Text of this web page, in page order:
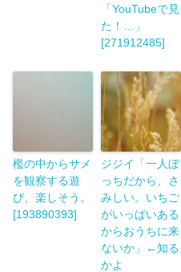
「YouTubeで見
た！…」
[271912485]
檻の中からサメ
を観察する遊
び、楽しそう。
[193890393]
ジジイ「一人ぼ
っちだから、さ
みしい。いちご
がいっぱいある
からおうちに来
ないか」←知る
かよ